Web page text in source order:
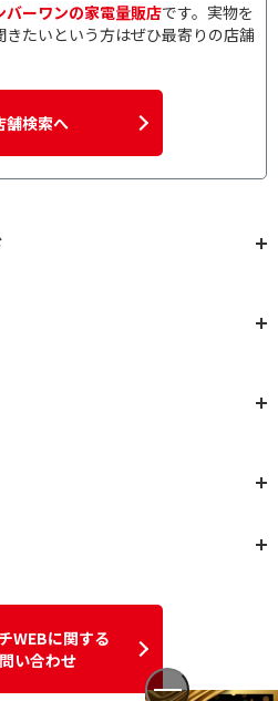
バーワンの家電量販店です。実物を
たいという方はぜひ最寄りの店舗
舗検索へ
WEBに関する
い合わせ